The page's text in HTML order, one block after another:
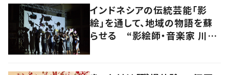
インドネシアの伝統芸能「影
絵」を通して、地域の物語を蘇
らせる “影絵師・音楽家 川村